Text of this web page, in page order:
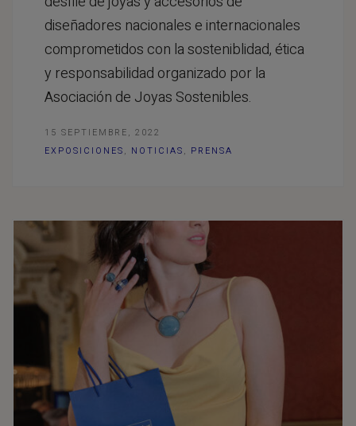
diseñadores nacionales e internacionales
comprometidos con la sosteniblidad, ética
y responsabilidad organizado por la
Asociación de Joyas Sostenibles.
15 SEPTIEMBRE, 2022
EXPOSICIONES, NOTICIAS, PRENSA